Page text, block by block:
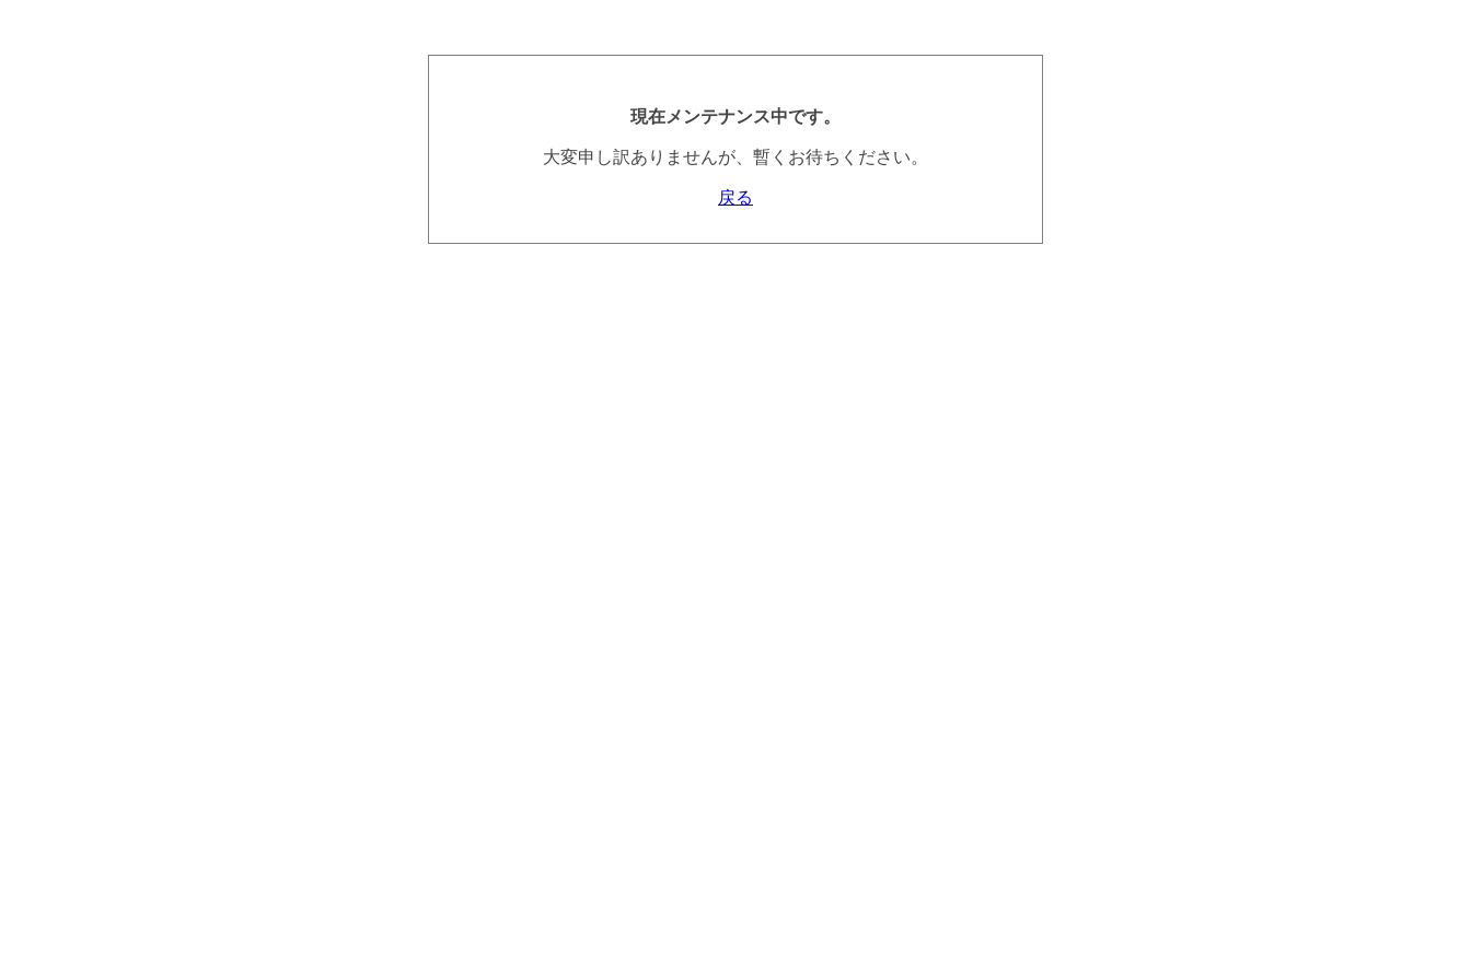
現在メンテナンス中です。
大変申し訳ありませんが、暫くお待ちください。
戻る